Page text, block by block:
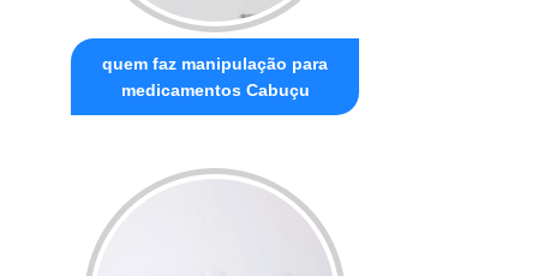
quem faz manipulação para
medicamentos Cabuçu